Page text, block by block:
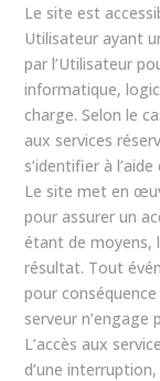
Le site est
Utilisateur ayant
par l’Utilisateur
informatique,
charge. Selon le
aux services
s’identifier à
Le site met en
pour assurer un
étant de moyens,
résultat. Tout
pour
serveur n’engage
L’accès aux
d’une